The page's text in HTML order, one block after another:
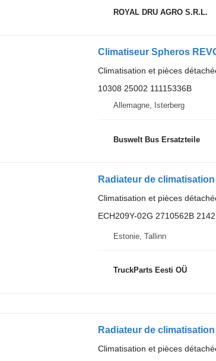
ROYAL DRU AGRO S.R.L.
Climatiseur Spheros
Climatisation et pièces
10308 25002 11115336B
Allemagne, Isterberg
Buswelt Bus Ersatzteile
Radiateur de
Climatisation et pièces
ECH209Y-02G 2710562B
Estonie, Tallinn
TruckParts Eesti OÜ
Radiateur de
Climatisation et pièces